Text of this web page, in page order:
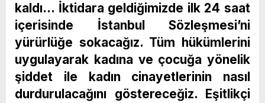
kaldı… İktidara geldiğimizde ilk 24 saat
içerisinde İstanbul Sözleşmesi’ni
yürürlüğe sokacağız. Tüm hükümlerini
uygulayarak kadına ve çocuğa yönelik
şiddet ile kadın cinayetlerinin nasıl
durdurulacağını göstereceğiz. Eşitlikçi